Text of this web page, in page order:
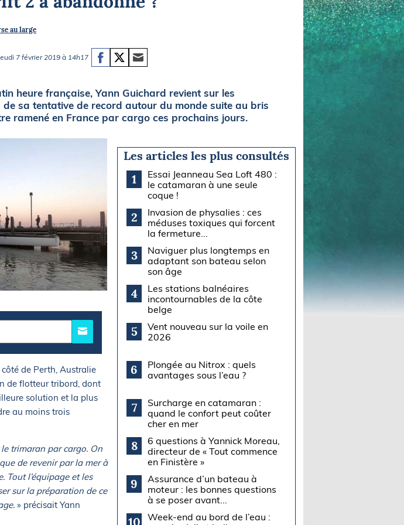
Briefings
au large
7 février 2019 à 14h17
heure française, Yann Guichard revient sur les
sa tentative de record autour du monde suite au bris
ramené en France par cargo ces prochains jours.
de Perth, Australie
de flotteur tribord, dont
solution et la plus
au moins trois
trimaran par cargo. On
de revenir par la mer à
Tout l’équipage et les
sur la préparation de ce
» précisait Yann
Les articles les plus consultés
1
Essai Jeanneau Sea Loft 480 :
le catamaran à une seule
coque !
2
Invasion de physalies : ces
méduses toxiques qui forcent
la fermeture...
3
Naviguer plus longtemps en
adaptant son bateau selon
son âge
4
Les stations balnéaires
incontournables de la côte
belge
5
Vent nouveau sur la voile en
2026
6
Plongée au Nitrox : quels
avantages sous l’eau ?
7
Surcharge en catamaran :
quand le confort peut coûter
cher en mer
8
6 questions à Yannick Moreau,
directeur de « Tout commence
en Finistère »
9
Assurance d’un bateau à
moteur : les bonnes questions
à se poser avant...
10
Week-end au bord de l’eau :